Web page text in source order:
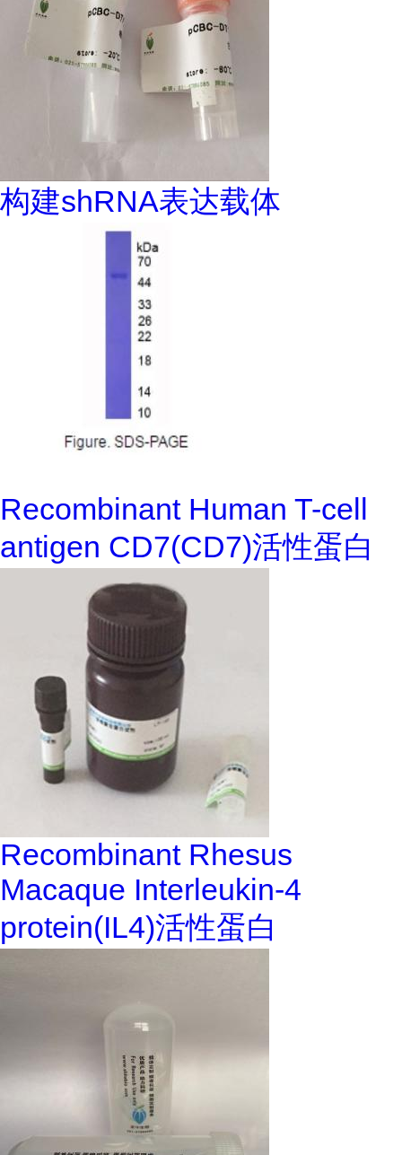
构建shRNA表达载体
Recombinant Human T-cell
antigen CD7(CD7)活性蛋白
Recombinant Rhesus
Macaque Interleukin-4
protein(IL4)活性蛋白